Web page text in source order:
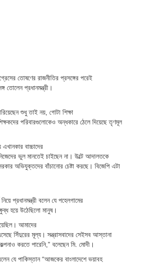
তোষণের রাজনীতির প্রসঙ্গের পরেই
তোলেন প্রধানমন্ত্রী।
শুধু তাই নয়, গোটা শিক্ষা
পরিবারগুলোকেও অন্ধকারে ঠেলে দিয়েছে তৃণমূল
বাচ্চাদের
ভুল মানতেই চাইছেন না। উল্টে আদালতকে
অভিযুক্তদের বাঁচানোর চেষ্টা করছে। বিজেপি এটা
প্রধানমন্ত্রী বলেন যে পহেলগামের
হয়ে উঠেছিলো মানুষ।
আমাদের
সিঁদুরের মূল্য। সন্ত্রাসবাদের সেইসব আস্তানা
করতে পারেনি,” বলেছেন মি. মোদী।
যে পাকিস্তান “আজকের বাংলাদেশে ভয়াবহ